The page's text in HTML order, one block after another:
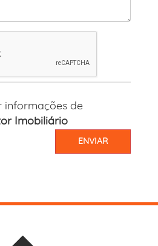
informações de
Imobiliário
ENVIAR